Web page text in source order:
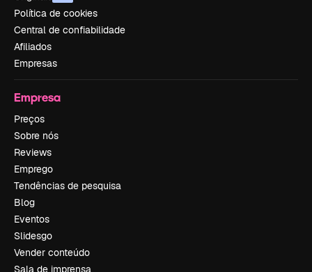
Política de cookies
Central de confiabilidade
Afiliados
Empresas
Empresa
Preços
Sobre nós
Reviews
Emprego
Tendências de pesquisa
Blog
Eventos
Slidesgo
Vender conteúdo
Sala de imprensa